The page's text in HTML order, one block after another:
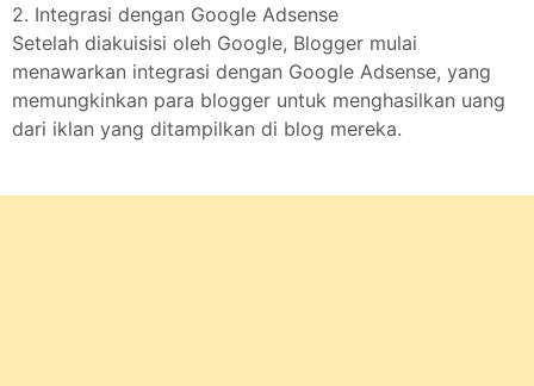
2. Integrasi dengan Google Adsense
Setelah diakuisisi oleh Google, Blogger mulai
menawarkan integrasi dengan Google Adsense, yang
memungkinkan para blogger untuk menghasilkan uang
dari iklan yang ditampilkan di blog mereka.